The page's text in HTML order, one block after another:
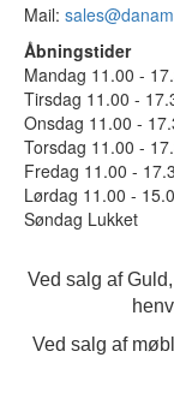
Mail:
Åbningstider
Mandag 11.00 -
Tirsdag 11.00 -
Onsdag 11.00 -
Torsdag 11.00 -
Fredag 11.00 -
Lørdag 11.00 -
Søndag Lukket
Ved salg af
Ved salg af